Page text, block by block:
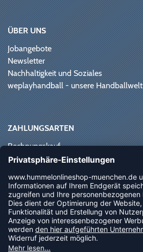
ÜBER UNS
Jobangebote
Newsletter
Nachhaltigkeit und Soziales
weplayhandball - unsere Handballwelt
ZAHLUNGSARTEN
Rechnungskauf
Paypal
Vorkasse
Sofortüberweisung
NEWSLETTER